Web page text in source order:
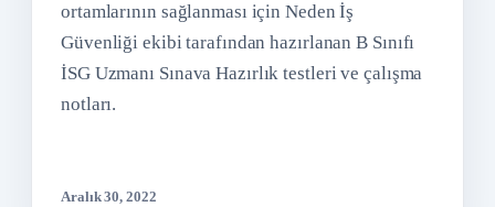
ortamlarının sağlanması için Neden İş
Güvenliği ekibi tarafından hazırlanan B Sınıfı
İSG Uzmanı Sınava Hazırlık testleri ve çalışma
notları.
Aralık 30, 2022